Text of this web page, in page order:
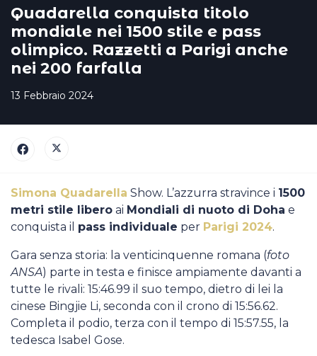
La missione
Italia Team
Discipline
News
Media
Quadarella conquista titolo
mondiale nei 1500 stile e pass
olimpico. Razzetti a Parigi anche
nei 200 farfalla
13 Febbraio 2024
Simona Quadarella Show. L’azzurra stravince i 1500
metri stile libero ai Mondiali di nuoto di Doha e
conquista il pass individuale per Parigi 2024.
Gara senza storia: la venticinquenne romana (foto
ANSA) parte in testa e finisce ampiamente davanti a
tutte le rivali: 15:46.99 il suo tempo, dietro di lei la
cinese Bingjie Li, seconda con il crono di 15:56.62.
Completa il podio, terza con il tempo di 15:57.55, la
tedesca Isabel Gose.